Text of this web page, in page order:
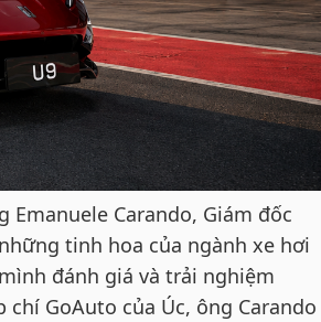
Carando, Giám đốc
tinh hoa của ngành xe hơi
đánh giá và trải nghiệm
GoAuto của Úc, ông Carando